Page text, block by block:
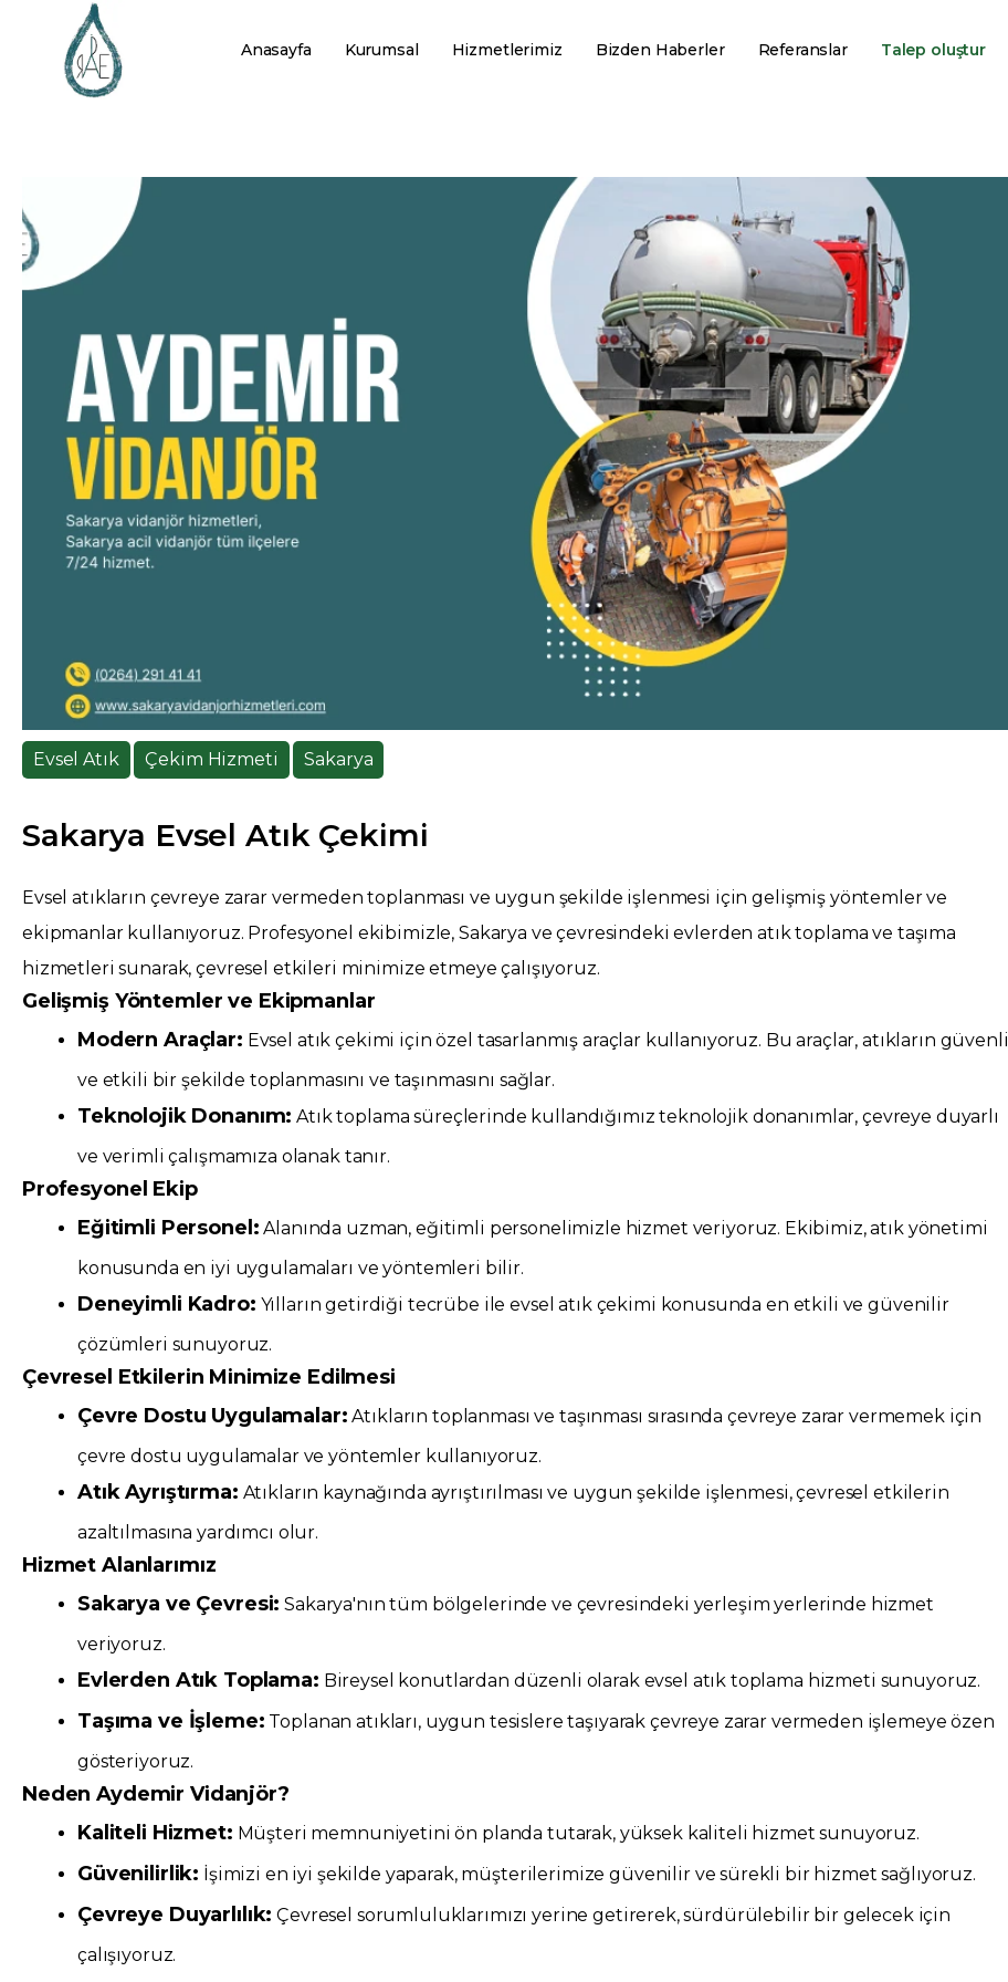
Anasayfa Kurumsal Hizmetlerimiz Bizden Haberler Referanslar Talep oluştur
Evsel Atık Çekim Hizmeti Sakarya
Sakarya Evsel Atık Çekimi
Evsel atıkların çevreye zarar vermeden toplanması ve uygun şekilde işlenmesi için gelişmiş yöntemler ve
ekipmanlar kullanıyoruz. Profesyonel ekibimizle, Sakarya ve çevresindeki evlerden atık toplama ve taşıma
hizmetleri sunarak, çevresel etkileri minimize etmeye çalışıyoruz.
Gelişmiş Yöntemler ve Ekipmanlar
Modern Araçlar: Evsel atık çekimi için özel tasarlanmış araçlar kullanıyoruz. Bu araçlar, atıkların güvenli
ve etkili bir şekilde toplanmasını ve taşınmasını sağlar.
Teknolojik Donanım: Atık toplama süreçlerinde kullandığımız teknolojik donanımlar, çevreye duyarlı
ve verimli çalışmamıza olanak tanır.
Profesyonel Ekip
Eğitimli Personel: Alanında uzman, eğitimli personelimizle hizmet veriyoruz. Ekibimiz, atık yönetimi
konusunda en iyi uygulamaları ve yöntemleri bilir.
Deneyimli Kadro: Yılların getirdiği tecrübe ile evsel atık çekimi konusunda en etkili ve güvenilir
çözümleri sunuyoruz.
Çevresel Etkilerin Minimize Edilmesi
Çevre Dostu Uygulamalar: Atıkların toplanması ve taşınması sırasında çevreye zarar vermemek için
çevre dostu uygulamalar ve yöntemler kullanıyoruz.
Atık Ayrıştırma: Atıkların kaynağında ayrıştırılması ve uygun şekilde işlenmesi, çevresel etkilerin
azaltılmasına yardımcı olur.
Hizmet Alanlarımız
Sakarya ve Çevresi: Sakarya'nın tüm bölgelerinde ve çevresindeki yerleşim yerlerinde hizmet
veriyoruz.
Evlerden Atık Toplama: Bireysel konutlardan düzenli olarak evsel atık toplama hizmeti sunuyoruz.
Taşıma ve İşleme: Toplanan atıkları, uygun tesislere taşıyarak çevreye zarar vermeden işlemeye özen
gösteriyoruz.
Neden Aydemir Vidanjör?
Kaliteli Hizmet: Müşteri memnuniyetini ön planda tutarak, yüksek kaliteli hizmet sunuyoruz.
Güvenilirlik: İşimizi en iyi şekilde yaparak, müşterilerimize güvenilir ve sürekli bir hizmet sağlıyoruz.
Çevreye Duyarlılık: Çevresel sorumluluklarımızı yerine getirerek, sürdürülebilir bir gelecek için
çalışıyoruz.